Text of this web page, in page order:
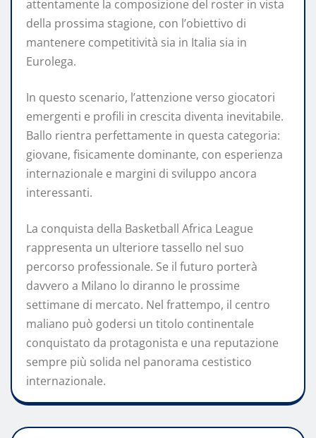
attentamente la composizione del roster in vista
della prossima stagione, con l’obiettivo di
mantenere competitività sia in Italia sia in
Eurolega.
In questo scenario, l’attenzione verso giocatori
emergenti e profili in crescita diventa inevitabile.
Ballo rientra perfettamente in questa categoria:
giovane, fisicamente dominante, con esperienza
internazionale e margini di sviluppo ancora
interessanti.
La conquista della Basketball Africa League
rappresenta un ulteriore tassello nel suo
percorso professionale. Se il futuro porterà
davvero a Milano lo diranno le prossime
settimane di mercato. Nel frattempo, il centro
maliano può godersi un titolo continentale
conquistato da protagonista e una reputazione
sempre più solida nel panorama cestistico
internazionale.